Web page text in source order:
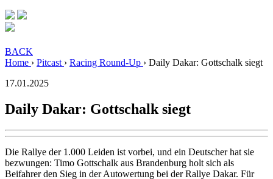
BACK
Home › Pitcast › Racing Round-Up › Daily Dakar: Gottschalk siegt
17.01.2025
Daily Dakar: Gottschalk siegt
Die Rallye der 1.000 Leiden ist vorbei, und ein Deutscher hat sie
bezwungen: Timo Gottschalk aus Brandenburg holt sich als
Beifahrer den Sieg in der Autowertung bei der Rallye Dakar. Für